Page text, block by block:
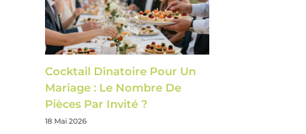
Cocktail Dînatoire Pour Un
Mariage : Le Nombre De
Pièces Par Invité ?
18 Mai 2026